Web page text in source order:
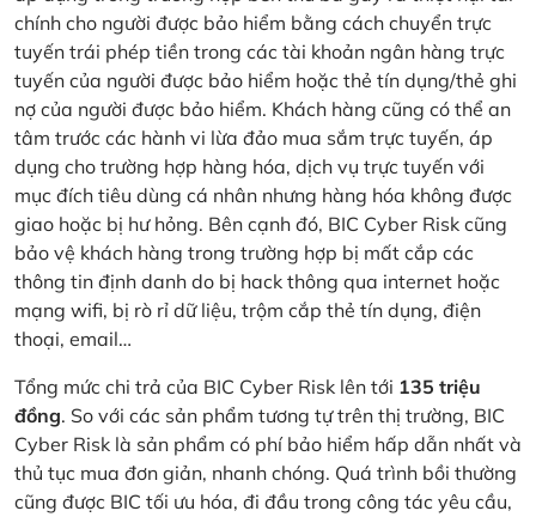
chính cho người được bảo hiểm bằng cách chuyển trực
tuyến trái phép tiền trong các tài khoản ngân hàng trực
tuyến của người được bảo hiểm hoặc thẻ tín dụng/thẻ ghi
nợ của người được bảo hiểm. Khách hàng cũng có thể an
tâm trước các hành vi lừa đảo mua sắm trực tuyến, áp
dụng cho trường hợp hàng hóa, dịch vụ trực tuyến với
mục đích tiêu dùng cá nhân nhưng hàng hóa không được
giao hoặc bị hư hỏng. Bên cạnh đó, BIC Cyber Risk cũng
bảo vệ khách hàng trong trường hợp bị mất cắp các
thông tin định danh do bị hack thông qua internet hoặc
mạng wifi, bị rò rỉ dữ liệu, trộm cắp thẻ tín dụng, điện
thoại, email…
Tổng mức chi trả của BIC Cyber Risk lên tới 135 triệu
đồng. So với các sản phẩm tương tự trên thị trường, BIC
Cyber Risk là sản phẩm có phí bảo hiểm hấp dẫn nhất và
thủ tục mua đơn giản, nhanh chóng. Quá trình bồi thường
cũng được BIC tối ưu hóa, đi đầu trong công tác yêu cầu,